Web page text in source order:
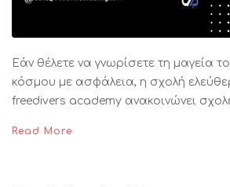
Εάν θέλετε να γνωρίσετε τη μαγεία
κόσμου με ασφάλεια, η σχολή
freedivers academy ανακοινώνει
Read More